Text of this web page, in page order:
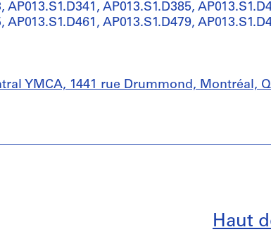
AP013.S1.D341, AP013.S1.D385,
AP013.S1.D461, AP013.S1.D479,
YMCA, 1441 rue Drummond, Montréal,
Haut